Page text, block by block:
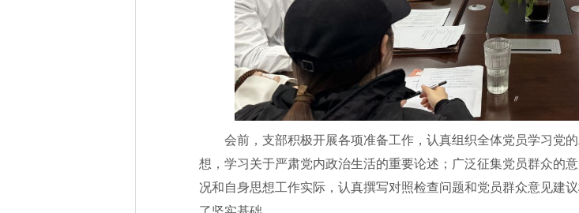
会前，支部积极开展各项准备工作，认真组织全体党员学习党
想，学习关于严肃党内政治生活的重要论述；广泛征集党员群众的
况和自身思想工作实际，认真撰写对照检查问题和党员群众意见建